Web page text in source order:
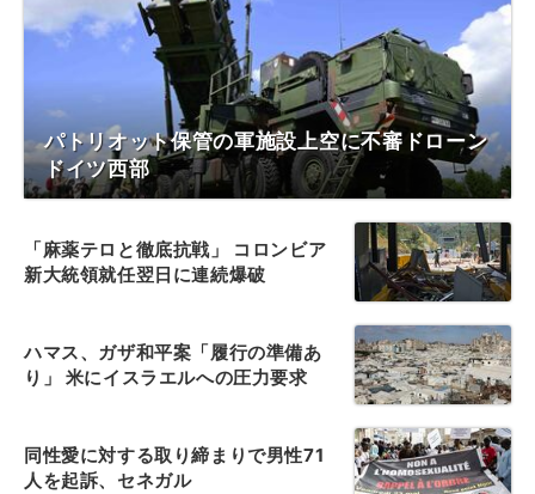
パトリオット保管の軍施設上空に不審ドローン
ドイツ西部
「麻薬テロと徹底抗戦」 コロンビア
新大統領就任翌日に連続爆破
ハマス、ガザ和平案「履行の準備あ
り」 米にイスラエルへの圧力要求
同性愛に対する取り締まりで男性71
人を起訴、セネガル